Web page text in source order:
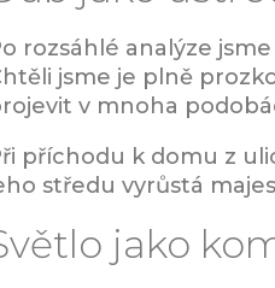
rozsáhlé analýze
jsme je plně
v mnoha
příchodu k domu z
středu vyrůstá
jako